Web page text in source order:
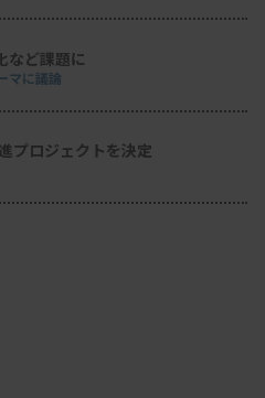
など課題に
マに議論
プロジェクトを決定